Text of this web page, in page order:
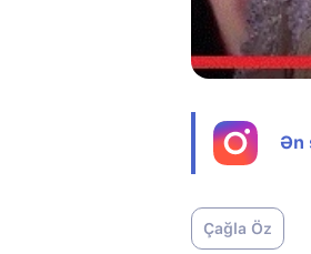
Ən
Çağla Öz